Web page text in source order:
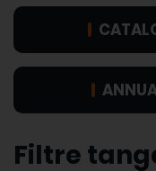
Filtre